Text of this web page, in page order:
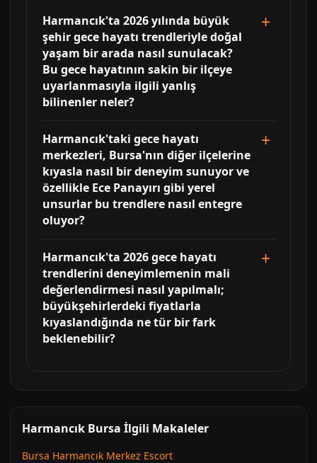
Harmancık'ta 2026 yılında büyük
şehir gece hayatı trendleriyle doğal
yaşam bir arada nasıl sunulacak?
Bu gece hayatının sakin bir ilçeye
uyarlanmasıyla ilgili yanlış
bilinenler neler?
Harmancık'taki gece hayatı
merkezleri, Bursa'nın diğer ilçelerine
kıyasla nasıl bir deneyim sunuyor ve
özellikle Ece Panayırı gibi yerel
unsurlar bu trendlere nasıl entegre
oluyor?
Harmancık'ta 2026 gece hayatı
trendlerini deneyimlemenin mali
değerlendirmesi nasıl yapılmalı;
büyükşehirlerdeki fiyatlarla
kıyaslandığında ne tür bir fark
beklenebilir?
Harmancık Bursa İlgili Makaleler
Bursa Harmancık Merkez Escort